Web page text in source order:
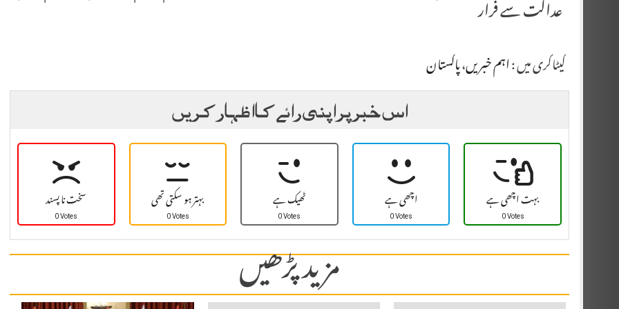
عدالت سے فرار
کیٹاگری میں :اہم خبریں،پاکستان
اس خبر پر اپنی رائے کا اظہار کریں
سخت نا پسند
0 Votes بہتر ہو سکتی تھی
0 Votes ٹھیک ہے
0 Votes اچھی ہے
0 Votes بہت اچھی ہے
0 Votes
مزید پڑھیں